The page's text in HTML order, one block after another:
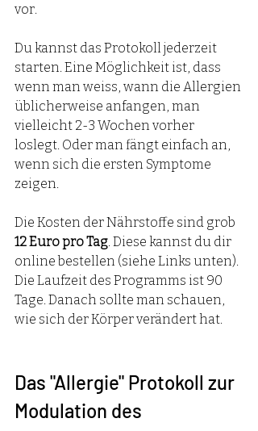
vor.
Du kannst das Protokoll jederzeit
starten. Eine Möglichkeit ist, dass
wenn man weiss, wann die Allergien
üblicherweise anfangen, man
vielleicht 2-3 Wochen vorher
loslegt. Oder man fängt einfach an,
wenn sich die ersten Symptome
zeigen.
Die Kosten der Nährstoffe sind grob
12 Euro pro Tag. Diese kannst du dir
online bestellen (siehe Links unten).
Die Laufzeit des Programms ist 90
Tage. Danach sollte man schauen,
wie sich der Körper verändert hat.
Das "Allergie" Protokoll zur
Modulation des